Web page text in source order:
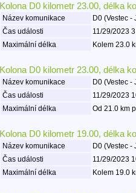
Kolona D0 kilometr 23.00, délka
Název komunikace
D0 (Vestec -
Čas události
11/29/2023
Maximální délka
Kolem 23.0
Kolona D0 kilometr 23.00, délka
Název komunikace
D0 (Vestec -
Čas události
11/29/2023
Maximální délka
Od 21.0 km
Kolona D0 kilometr 19.00, délka
Název komunikace
D0 (Vestec -
Čas události
11/29/2023
Maximální délka
Kolem 19.0